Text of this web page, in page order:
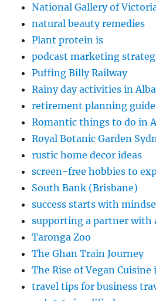
National Gallery of
natural beauty remedies
Plant protein is
podcast marketing
Puffing Billy Railway
Rainy day activities in
retirement planning guide
Romantic things to do in
Royal Botanic Garden
rustic home decor ideas
screen-free hobbies to
South Bank (Brisbane)
success starts with
supporting a partner with
Taronga Zoo
The Ghan Train Journey
The Rise of Vegan
travel tips for business